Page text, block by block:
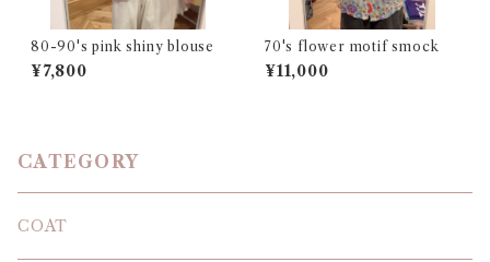
80-90's pink shiny blouse
¥7,800
70's flower motif smock
¥11,000
CATEGORY
COAT